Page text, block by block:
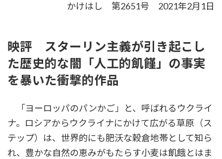
新
かけはし 第2651号 2021年2月1日
映評 スターリン主義が引き起こし
た歴史的な闇「人工的飢饉」の事実
を暴いた衝撃的作品
「ヨーロッパのパンかご」と、呼ばれるウクライ
ナ。ロシアからウクライナにかけて広がる草原（ス
テップ）は、世界的にも肥沃な穀倉地帯として知ら
れ、豊かな自然の恵みがもたらす小麦は飢餓とはま